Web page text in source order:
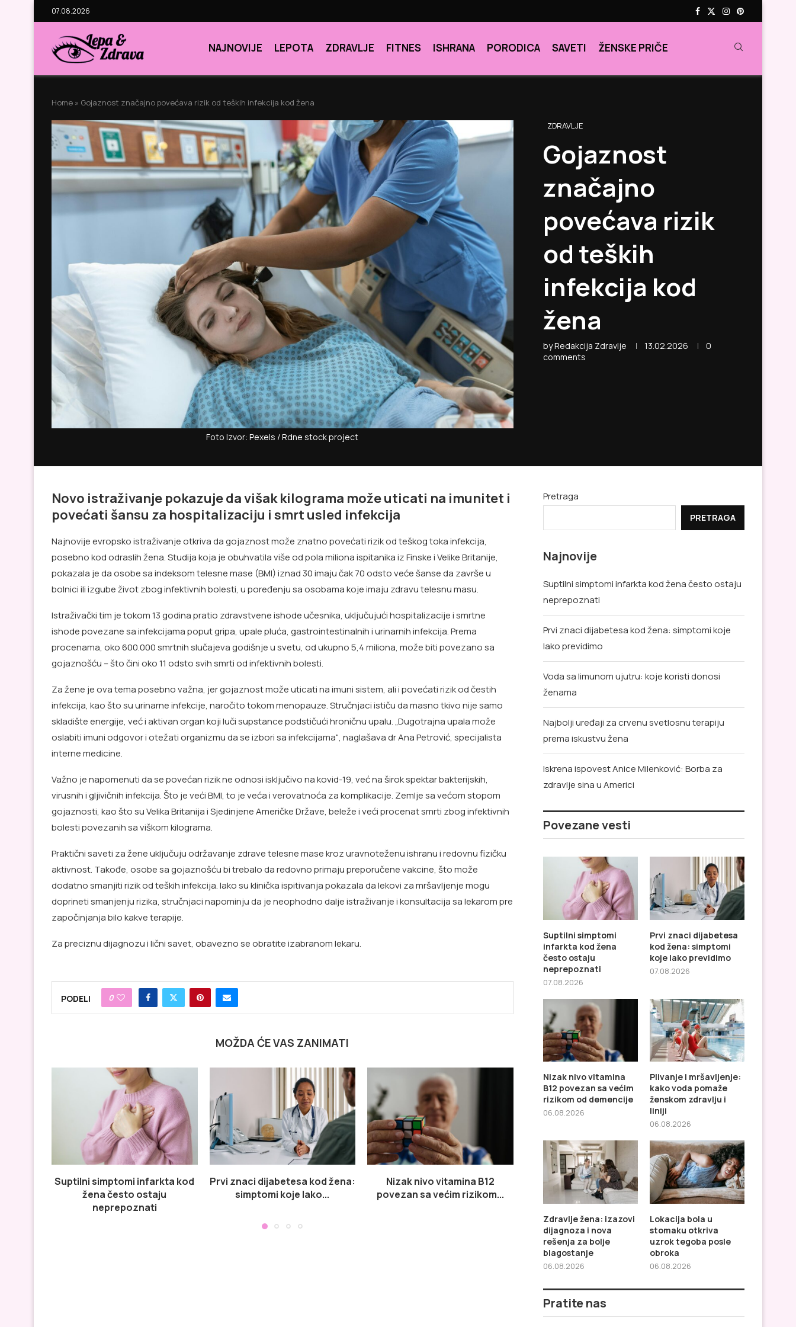
07.08.2026
NAJNOVIJE LEPOTA ZDRAVLJE FITNES ISHRANA PORODICA SAVETI ŽENSKE PRIČE
Home » Gojaznost značajno povećava rizik od teških infekcija kod žena
ZDRAVLJE
Gojaznost
značajno
povećava rizik
od teških
infekcija kod
žena
byRedakcija Zdravlje 13.02.2026
0
comments
Foto Izvor: Pexels / Rdne stock project
Novo istraživanje pokazuje da višak kilograma može uticati na imunitet i
povećati šansu za hospitalizaciju i smrt usled infekcija
Najnovije evropsko istraživanje otkriva da gojaznost može znatno povećati rizik od teškog toka infekcija,
posebno kod odraslih žena. Studija koja je obuhvatila više od pola miliona ispitanika iz Finske i Velike Britanije,
pokazala je da osobe sa indeksom telesne mase (BMI) iznad 30 imaju čak 70 odsto veće šanse da završe u
bolnici ili izgube život zbog infektivnih bolesti, u poređenju sa osobama koje imaju zdravu telesnu masu.
Istraživački tim je tokom 13 godina pratio zdravstvene ishode učesnika, uključujući hospitalizacije i smrtne
ishode povezane sa infekcijama poput gripa, upale pluća, gastrointestinalnih i urinarnih infekcija. Prema
procenama, oko 600.000 smrtnih slučajeva godišnje u svetu, od ukupno 5,4 miliona, može biti povezano sa
gojaznošću – što čini oko 11 odsto svih smrti od infektivnih bolesti.
Za žene je ova tema posebno važna, jer gojaznost može uticati na imuni sistem, ali i povećati rizik od čestih
infekcija, kao što su urinarne infekcije, naročito tokom menopauze. Stručnjaci ističu da masno tkivo nije samo
skladište energije, već i aktivan organ koji luči supstance podstičući hroničnu upalu. „Dugotrajna upala može
oslabiti imuni odgovor i otežati organizmu da se izbori sa infekcijama“, naglašava dr Ana Petrović, specijalista
interne medicine.
Važno je napomenuti da se povećan rizik ne odnosi isključivo na kovid-19, već na širok spektar bakterijskih,
virusnih i gljivičnih infekcija. Što je veći BMI, to je veća i verovatnoća za komplikacije. Zemlje sa većom stopom
gojaznosti, kao što su Velika Britanija i Sjedinjene Američke Države, beleže i veći procenat smrti zbog infektivnih
bolesti povezanih sa viškom kilograma.
Praktični saveti za žene uključuju održavanje zdrave telesne mase kroz uravnoteženu ishranu i redovnu fizičku
aktivnost. Takođe, osobe sa gojaznošću bi trebalo da redovno primaju preporučene vakcine, što može
dodatno smanjiti rizik od teških infekcija. Iako su klinička ispitivanja pokazala da lekovi za mršavljenje mogu
doprineti smanjenju rizika, stručnjaci napominju da je neophodno dalje istraživanje i konsultacija sa lekarom pre
započinjanja bilo kakve terapije.
Za preciznu dijagnozu i lični savet, obavezno se obratite izabranom lekaru.
PODELI 0
MOŽDA ĆE VAS ZANIMATI
Suptilni simptomi infarkta kod
žena često ostaju
neprepoznati
Prvi znaci dijabetesa kod žena:
simptomi koje lako...
Nizak nivo vitamina B12
povezan sa većim rizikom...
Plivanje i mršavljenje: kako
voda pomaže ženskom
zdravlju...
Zdravlje žena:
dijagnoza i nova
Pretraga
PRETRAGA
Najnovije
Suptilni simptomi infarkta kod žena često ostaju
neprepoznati
Prvi znaci dijabetesa kod žena: simptomi koje
lako previdimo
Voda sa limunom ujutru: koje koristi donosi
ženama
Najbolji uređaji za crvenu svetlosnu terapiju
prema iskustvu žena
Iskrena ispovest Anice Milenković: Borba za
zdravlje sina u Americi
Povezane vesti
Suptilni simptomi
infarkta kod žena
često ostaju
neprepoznati
07.08.2026
Prvi znaci dijabetesa
kod žena: simptomi
koje lako previdimo
07.08.2026
Nizak nivo vitamina
B12 povezan sa većim
rizikom od demencije
06.08.2026
Plivanje i mršavljenje:
kako voda pomaže
ženskom zdravlju i
liniji
06.08.2026
Zdravlje žena: izazovi
dijagnoza i nova
rešenja za bolje
blagostanje
06.08.2026
Lokacija bola u
stomaku otkriva
uzrok tegoba posle
obroka
06.08.2026
Pratite nas